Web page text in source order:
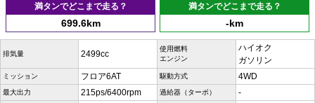
満タンでどこまで走る？
699.6km
満タンでどこまで走る？
-km
排気量 2499cc
使用燃料
エンジン
ハイオク
ガソリン
ミッション フロア6AT 駆動方式 4WD
最大出力 215ps/6400rpm 過給器（ターボ） -